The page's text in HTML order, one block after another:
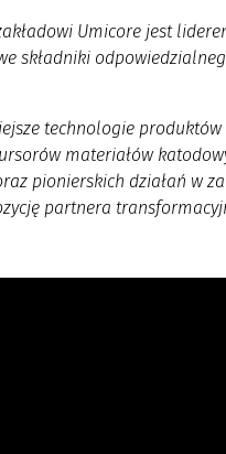
Umicore jest
składniki
technologie
materiałów
pionierskich działań w
partnera